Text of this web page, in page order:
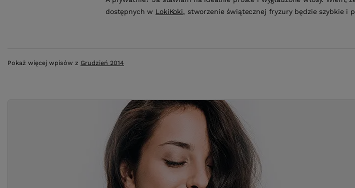
dostępnych w LokiKoki, stworzenie świątecznej fryzury będzie szybkie i
Pokaż więcej wpisów z Grudzień 2014